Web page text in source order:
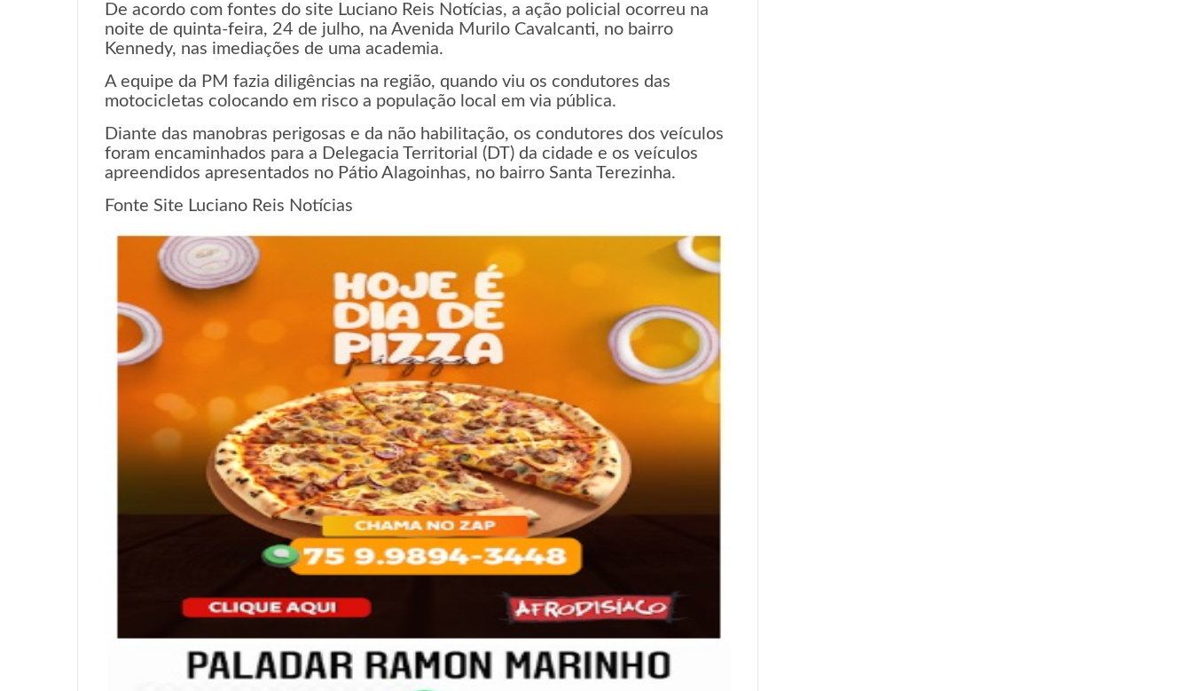
De acordo com fontes do site Luciano Reis Notícias, a ação policial ocorreu na
noite de quinta-feira, 24 de julho, na Avenida Murilo Cavalcanti, no bairro
Kennedy, nas imediações de uma academia.
A equipe da PM fazia diligências na região, quando viu os condutores das
motocicletas colocando em risco a população local em via pública.
Diante das manobras perigosas e da não habilitação, os condutores dos veículos
foram encaminhados para a Delegacia Territorial (DT) da cidade e os veículos
apreendidos apresentados no Pátio Alagoinhas, no bairro Santa Terezinha.
Fonte Site Luciano Reis Notícias